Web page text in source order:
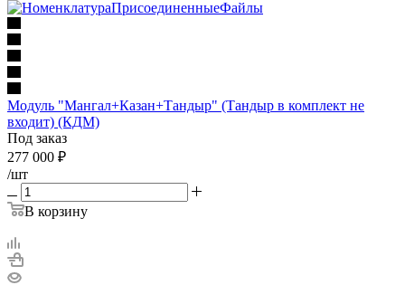
Модуль "Мангал+Казан+Тандыр" (Тандыр в комплект не
входит) (КДМ)
Под заказ
277 000 ₽
/шт
В корзину